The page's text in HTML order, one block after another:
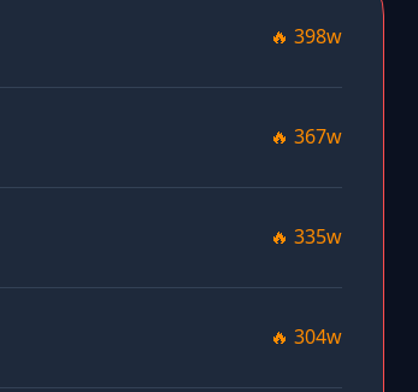
🔥 398w
🔥 367w
🔥 335w
🔥 304w